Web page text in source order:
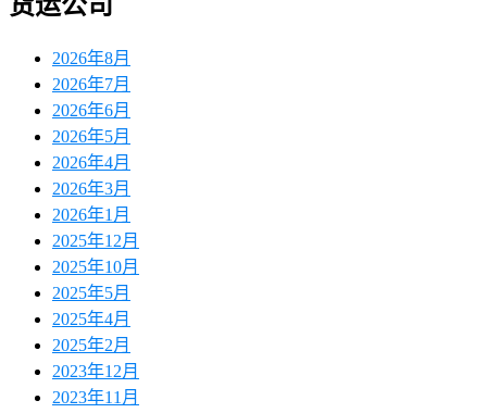
货运公司
2026年8月
2026年7月
2026年6月
2026年5月
2026年4月
2026年3月
2026年1月
2025年12月
2025年10月
2025年5月
2025年4月
2025年2月
2023年12月
2023年11月